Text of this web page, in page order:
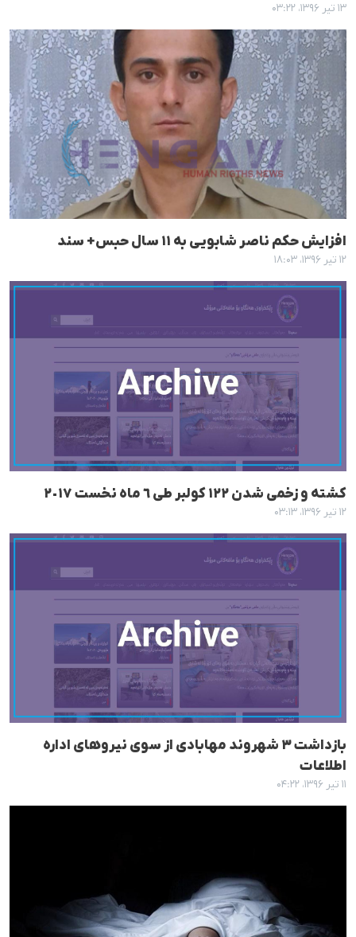
۱۳ تیر ۱۳۹۶، ۰۳:۲۲
افزایش حکم ناصر شابویی بە ١١ سال حبس+ سند
۱۲ تیر ۱۳۹۶، ۱۸:۰۳
کشتە و زخمی شدن ١٢٢ کولبر طی ٦ ماه نخست ٢٠١٧
۱۲ تیر ۱۳۹۶، ۰۳:۱۳
بازداشت ٣ شهروند مهابادی از سوی نیروهای ادارە
اطلاعات
۱۱ تیر ۱۳۹۶، ۰۴:۲۲